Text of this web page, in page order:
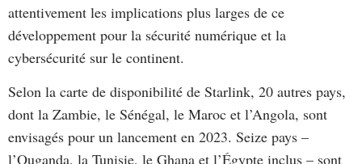
attentivement les implications plus larges de ce
développement pour la sécurité numérique et la
cybersécurité sur le continent.
Selon la carte de disponibilité de Starlink, 20 autres pays,
dont la Zambie, le Sénégal, le Maroc et l’Angola, sont
envisagés pour un lancement en 2023. Seize pays –
l’Ouganda, la Tunisie, le Ghana et l’Égypte inclus – sont